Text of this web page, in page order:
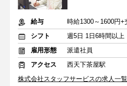
給与
時給1300～1600円+
シフト
週5日 1日6時間以上
雇用形態
派遣社員
アクセス
西天下茶屋駅
株式会社スタッフサービスの求人一